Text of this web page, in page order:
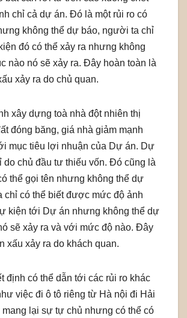
chỉ cả dự án. Đó là một rủi ro có
không thể dự báo, người ta chỉ
đó có thể xảy ra nhưng không
nào nó sẽ xảy ra. Đây hoàn toàn là
xảy ra do chủ quan.
xây dựng toà nhà đột nhiên thị
đóng băng, giá nhà giảm mạnh
mục tiêu lợi nhuận của Dự án. Dự
do chủ đầu tư thiếu vốn. Đó cũng là
thể gọi tên nhưng không thể dự
chỉ có thể biết được mức độ ảnh
kiện tới Dự án nhưng không thể dự
sẽ xảy ra và với mức độ nào. Đây
xấu xảy ra do khách quan.
định có thể dẫn tới các rủi ro khác
việc đi ô tô riêng từ Hà nội đi Hải
mang lại sự tự chủ nhưng có thể có